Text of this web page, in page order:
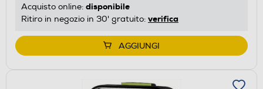
Acquisto online: disponibile
Ritiro in negozio in 30' gratuito: verifica
AGGIUNGI